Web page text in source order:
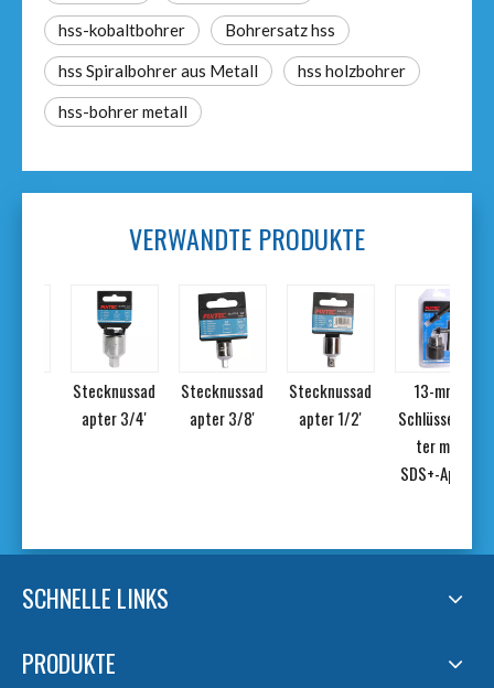
hss-kobaltbohrer Bohrersatz hss
hss Spiralbohrer aus Metall hss holzbohrer
hss-bohrer metall
VERWANDTE PRODUKTE
Stecknussad
apter 3/4'
Stecknussad
apter 3/8'
Stecknussad
apter 1/2'
13-mm-
Schlüsselfut
ter mit
SDS+-Appor
SCHNELLE LINKS
PRODUKTE